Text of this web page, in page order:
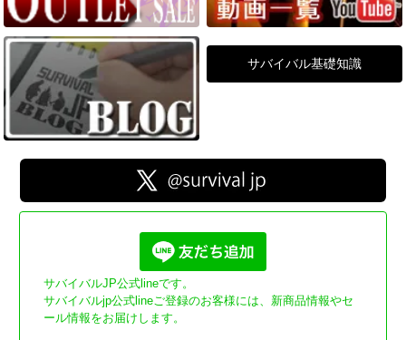
サバイバル基礎知識
サバイバルJP公式lineです。
サバイバルjp公式lineご登録のお客様には、新商品情報やセ
ール情報をお届けします。